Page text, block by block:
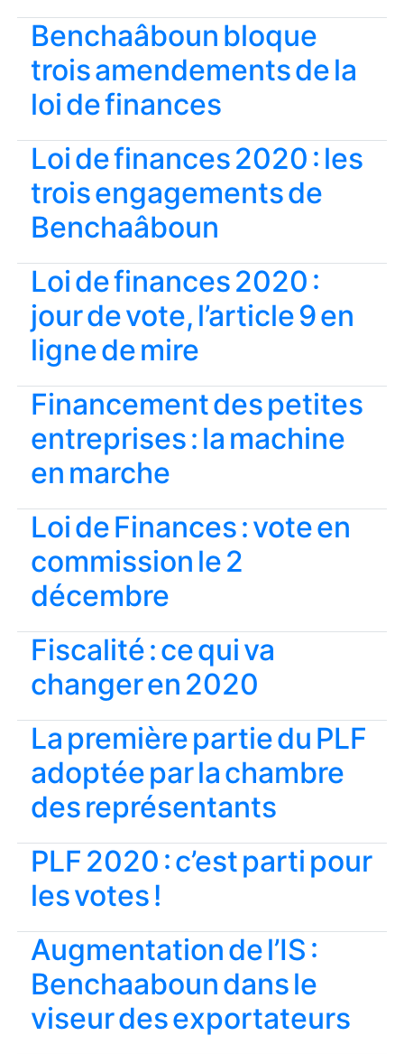
Benchaâboun bloque
trois amendements de la
loi de finances
Loi de finances 2020 : les
trois engagements de
Benchaâboun
Loi de finances 2020 :
jour de vote, l’article 9 en
ligne de mire
Financement des petites
entreprises : la machine
en marche
Loi de Finances : vote en
commission le 2
décembre
Fiscalité : ce qui va
changer en 2020
La première partie du PLF
adoptée par la chambre
des représentants
PLF 2020 : c’est parti pour
les votes !
Augmentation de l’IS :
Benchaaboun dans le
viseur des exportateurs